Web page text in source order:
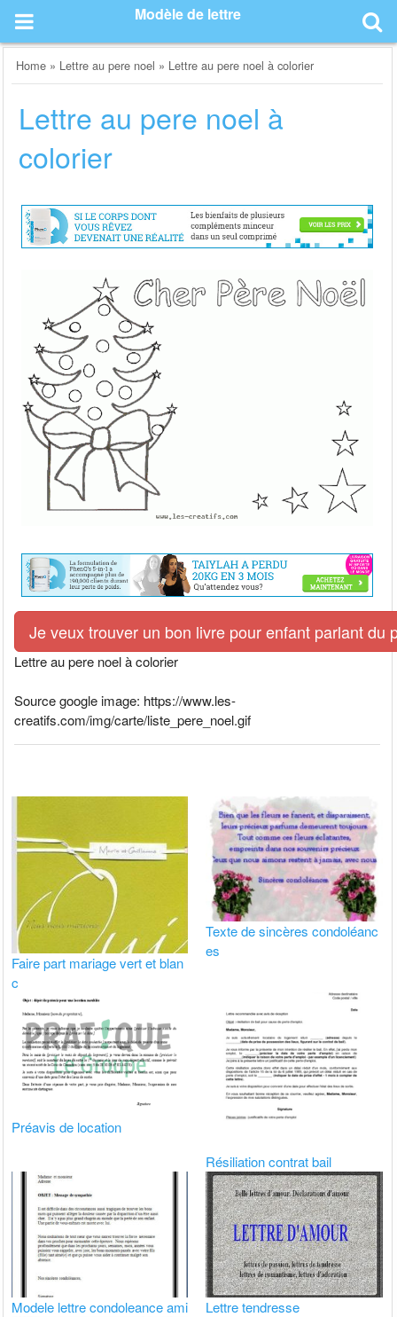
content
Modèle de lettre
Home » Lettre au pere noel » Lettre au pere noel à colorier
Lettre au pere noel à
colorier
Je veux trouver un bon livre pour enfant parlant du
Lettre au pere noel à colorier
Source google image: https://www.les-
creatifs.com/img/carte/liste_pere_noel.gif
Faire part mariage vert et blan
c
Texte de sincères condoléanc
es
Préavis de location
Résiliation contrat bail
Modele lettre condoleance ami Lettre tendresse